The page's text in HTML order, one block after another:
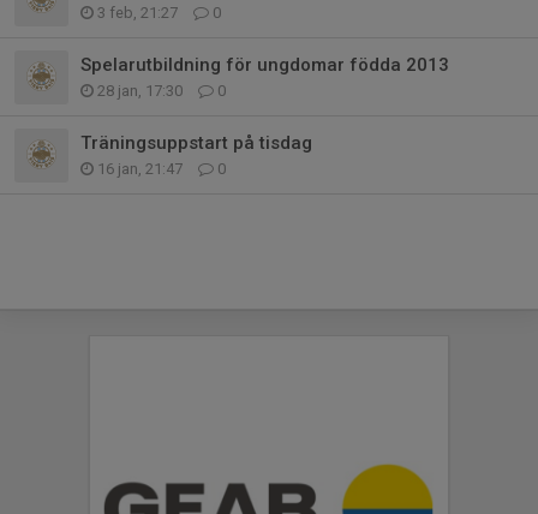
3 feb, 21:27 0
Spelarutbildning för ungdomar födda 2013
28 jan, 17:30 0
Träningsuppstart på tisdag
16 jan, 21:47 0